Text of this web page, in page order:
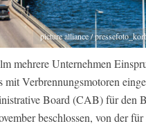
picture alliance /
mehrere Unternehmen
Verbrennungsmotoren
Board (CAB) für den
beschlossen, von der für